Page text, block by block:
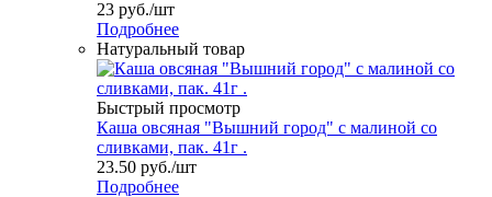
23 руб./шт
Подробнее
Натуральный товар
Быстрый просмотр
Каша овсяная "Вышний город" с малиной со
сливками, пак. 41г .
23.50 руб./шт
Подробнее